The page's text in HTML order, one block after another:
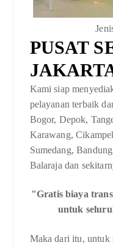
PUSAT
Kami siap
pelayanan terbaik
Bogor, Depok,
Karawang,
Sumedang,
Balaraja dan
"Gratis biaya
untuk
Maka dari itu, untuk